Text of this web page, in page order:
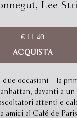
, Lee
€ 11.40
ACQUISTA
due occasioni – la
davanti a
attenti e
amici al Café de